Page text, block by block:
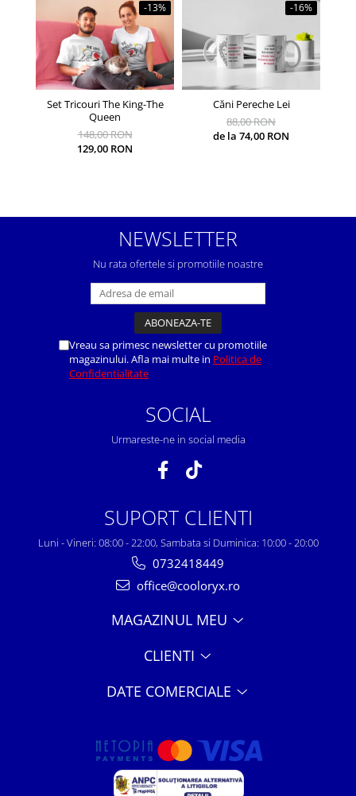
-13%
Set Tricouri The King-The
Queen
148,00 RON
129,00 RON
-16%
Căni Pereche Lei
88,00 RON
de la 74,00 RON
NEWSLETTER
Nu rata ofertele si promotiile noastre
Vreau sa primesc newsletter cu promotiile
magazinului. Afla mai multe in Politica de
Confidentialitate
SOCIAL
Urmareste-ne in social media
SUPORT CLIENTI
Luni - Vineri: 08:00 - 22:00, Sambata si Duminica: 10:00 - 20:00
0732418449
office@cooloryx.ro
MAGAZINUL MEU
CLIENTI
DATE COMERCIALE